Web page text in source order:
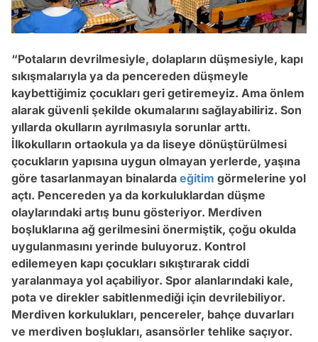
“Potaların devrilmesiyle, dolapların düşmesiyle, kapı
sıkışmalarıyla ya da pencereden düşmeyle
kaybettiğimiz çocukları geri getiremeyiz. Ama önlem
alarak güvenli şekilde okumalarını sağlayabiliriz. Son
yıllarda okulların ayrılmasıyla sorunlar arttı.
İlkokulların ortaokula ya da liseye dönüştürülmesi
çocukların yapısına uygun olmayan yerlerde, yaşına
göre tasarlanmayan binalarda eğitim görmelerine yol
açtı. Pencereden ya da korkuluklardan düşme
olaylarındaki artış bunu gösteriyor. Merdiven
boşluklarına ağ gerilmesini önermiştik, çoğu okulda
uygulanmasını yerinde buluyoruz. Kontrol
edilemeyen kapı çocukları sıkıştırarak ciddi
yaralanmaya yol açabiliyor. Spor alanlarındaki kale,
pota ve direkler sabitlenmediği için devrilebiliyor.
Merdiven korkulukları, pencereler, bahçe duvarları
ve merdiven boşlukları, asansörler tehlike saçıyor.